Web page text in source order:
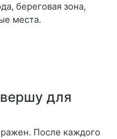
береговая зона,
места.
для
После каждого